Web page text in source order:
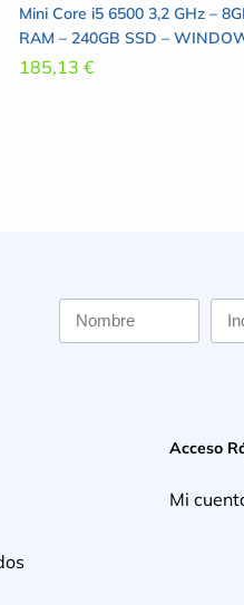
Mini Core i5 6500 3,2 GHz –
RAM – 240GB SSD –
10 PRO
185,13 €
Acceso
Mi